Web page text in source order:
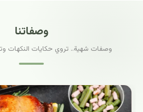
وصفاتنا
وصفات شهية.. تروي حكايات النكهات